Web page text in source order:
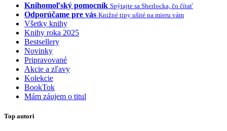
Knihomoľský pomocník Spýtajte sa Sherlocka, čo čítať
Odporúčame pre vás Knižné tipy ušité na mieru vám
Všetky knihy
Knihy roka 2025
Bestsellery
Novinky
Pripravované
Akcie a zľavy
Kolekcie
BookTok
Mám záujem o titul
Top autori